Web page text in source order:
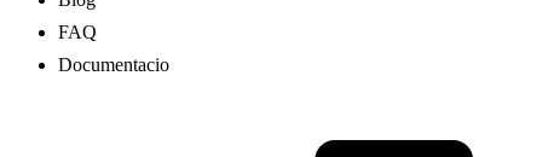
FAQ
Documentacio